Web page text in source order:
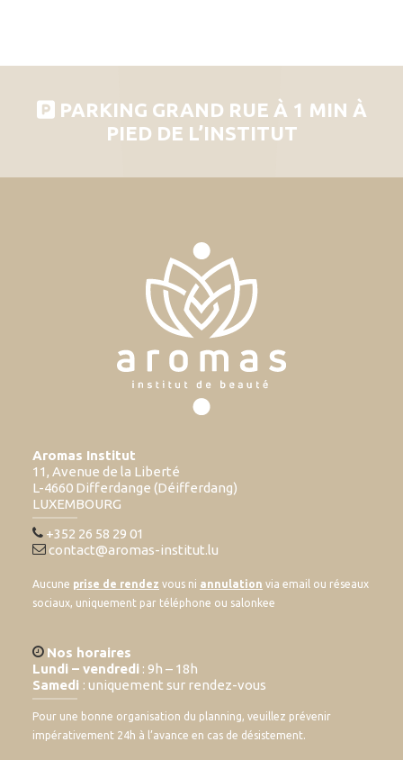
PARKING GRAND RUE À 1 MIN À
PIED DE L’INSTITUT
Aromas Institut
11, Avenue de la Liberté
L-4660 Differdange (Déifferdang)
LUXEMBOURG
+352 26 58 29 01
contact@aromas-institut.lu
Aucune prise de rendez vous ni annulation via email ou réseaux
sociaux, uniquement par téléphone ou salonkee
Nos horaires
Lundi – vendredi : 9h – 18h
Samedi : uniquement sur rendez-vous
Pour une bonne organisation du planning, veuillez prévenir
impérativement 24h à l’avance en cas de désistement.